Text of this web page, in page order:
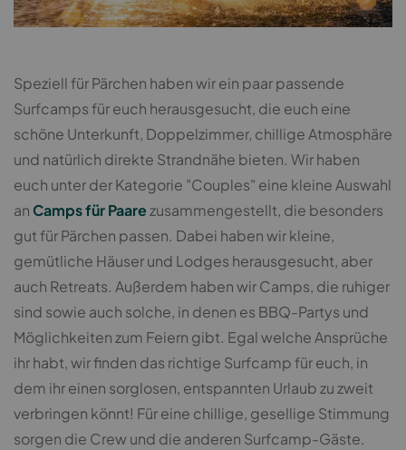
Speziell für Pärchen haben wir ein paar passende
Surfcamps für euch herausgesucht, die euch eine
schöne Unterkunft, Doppelzimmer, chillige Atmosphäre
und natürlich direkte Strandnähe bieten. Wir haben
euch unter der Kategorie "Couples" eine kleine Auswahl
an Camps für Paare zusammengestellt, die besonders
gut für Pärchen passen. Dabei haben wir kleine,
gemütliche Häuser und Lodges herausgesucht, aber
auch Retreats. Außerdem haben wir Camps, die ruhiger
sind sowie auch solche, in denen es BBQ-Partys und
Möglichkeiten zum Feiern gibt. Egal welche Ansprüche
ihr habt, wir finden das richtige Surfcamp für euch, in
dem ihr einen sorglosen, entspannten Urlaub zu zweit
verbringen könnt! Für eine chillige, gesellige Stimmung
sorgen die Crew und die anderen Surfcamp-Gäste.